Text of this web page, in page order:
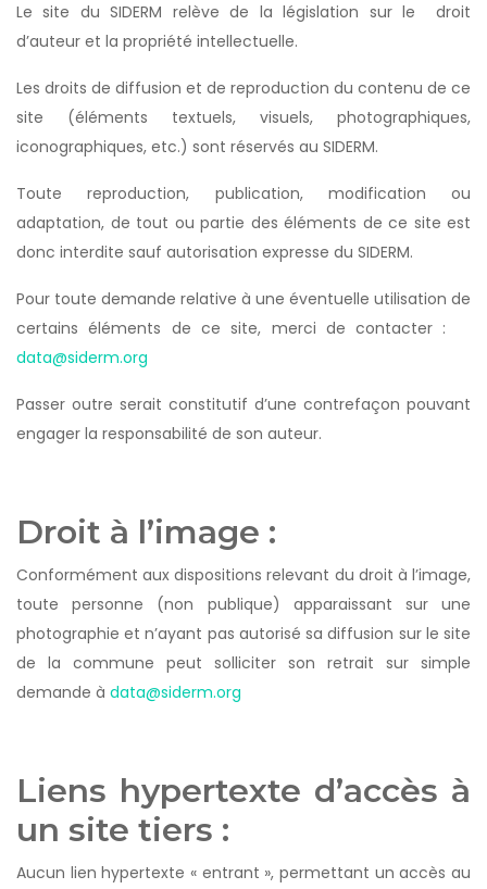
Le site du SIDERM relève de la législation sur le droit
d’auteur et la propriété intellectuelle.
Les droits de diffusion et de reproduction du contenu de ce
site (éléments textuels, visuels, photographiques,
iconographiques, etc.) sont réservés au SIDERM.
Toute reproduction, publication, modification ou
adaptation, de tout ou partie des éléments de ce site est
donc interdite sauf autorisation expresse du SIDERM.
Pour toute demande relative à une éventuelle utilisation de
certains éléments de ce site, merci de contacter :
data@siderm.org
Passer outre serait constitutif d’une contrefaçon pouvant
engager la responsabilité de son auteur.
Droit à l’image :
Conformément aux dispositions relevant du droit à l’image,
toute personne (non publique) apparaissant sur une
photographie et n’ayant pas autorisé sa diffusion sur le site
de la commune peut solliciter son retrait sur simple
demande à data@siderm.org
Liens hypertexte d’accès à
un site tiers :
Aucun lien hypertexte « entrant », permettant un accès au